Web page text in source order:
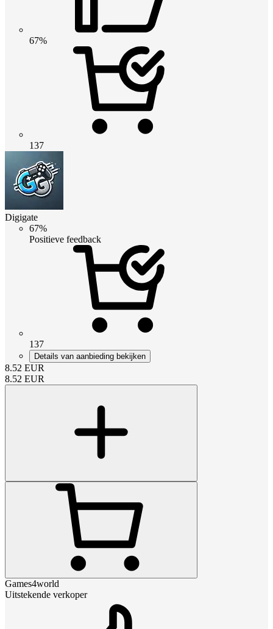
67%
137
Digigate
67%
Positieve feedback
137
Details van aanbieding bekijken
8.52 EUR
8.52 EUR
Games4world
Uitstekende verkoper